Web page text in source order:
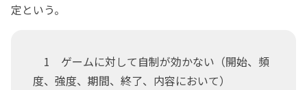
定という。
1 ゲームに対して自制が効かない（開始、頻
度、強度、期間、終了、内容において）